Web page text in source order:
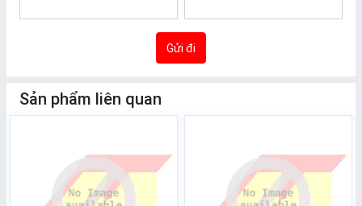
Gửi đi
Sản phẩm liên quan